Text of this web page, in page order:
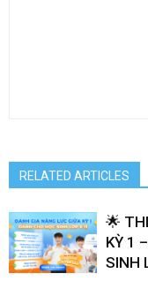
RELATED ARTICLES
🌟
KỲ 1
SINH